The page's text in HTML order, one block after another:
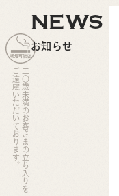
二〇歳未満のお客さまの立ち入りを
ご遠慮いただいております。
NEWS
お知らせ